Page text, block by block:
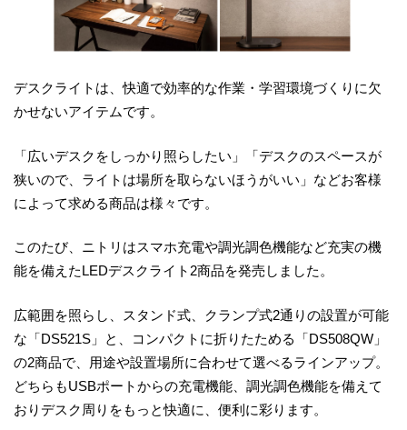
デスクライトは、快適で効率的な作業・学習環境づくりに欠
かせないアイテムです。
「広いデスクをしっかり照らしたい」「デスクのスペースが
狭いので、ライトは場所を取らないほうがいい」などお客様
によって求める商品は様々です。
このたび、ニトリはスマホ充電や調光調色機能など充実の機
能を備えたLEDデスクライト2商品を発売しました。
広範囲を照らし、スタンド式、クランプ式2通りの設置が可能
な「DS521S」と、コンパクトに折りたためる「DS508QW」
の2商品で、用途や設置場所に合わせて選べるラインアップ。
どちらもUSBポートからの充電機能、調光調色機能を備えて
おりデスク周りをもっと快適に、便利に彩ります。